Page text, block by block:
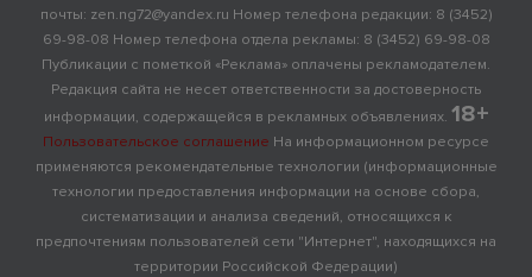
почты: zen.ng72@yandex.ru Номер телефона редакции: 8 (3452)
69-98-08 Номер телефона отдела рекламы: 8 (3452) 69-98-08
Публикации с пометкой «Реклама» оплачены рекламодателем.
Редакция сайта не несет ответственности за достоверность
информации, содержащейся в рекламных объявлениях. 18+
Пользовательское соглашение На информационном ресурсе
применяются рекомендательные технологии (информационные
технологии предоставления информации на основе сбора,
систематизации и анализа сведений, относящихся к
предпочтениям пользователей сети "Интернет", находящихся на
территории Российской Федерации)